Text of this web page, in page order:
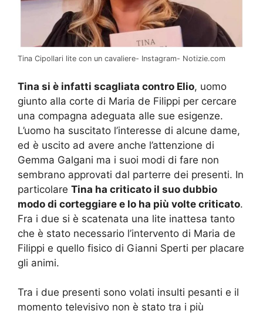
Tina Cipollari lite con un cavaliere- Instagram- Notizie.com
Tina si è infatti scagliata contro Elio, uomo
giunto alla corte di Maria de Filippi per cercare
una compagna adeguata alle sue esigenze.
L’uomo ha suscitato l’interesse di alcune dame,
ed è uscito ad avere anche l’attenzione di
Gemma Galgani ma i suoi modi di fare non
sembrano approvati dal parterre dei presenti. In
particolare Tina ha criticato il suo dubbio
modo di corteggiare e lo ha più volte criticato.
Fra i due si è scatenata una lite inattesa tanto
che è stato necessario l’intervento di Maria de
Filippi e quello fisico di Gianni Sperti per placare
gli animi.
Tra i due presenti sono volati insulti pesanti e il
momento televisivo non è stato tra i più